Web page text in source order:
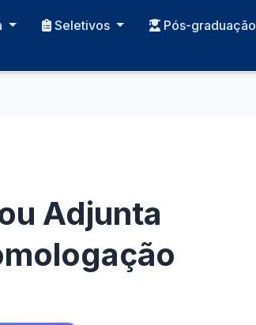
Seletivos Pós-graduação
Adjunta